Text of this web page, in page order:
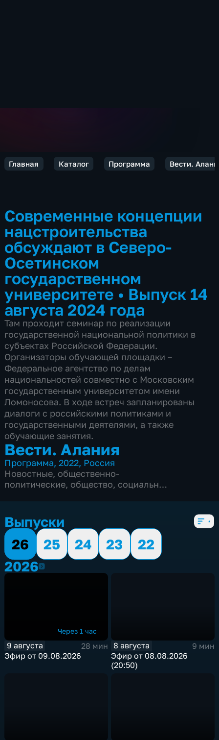
Главная Каталог Программа Вести.
Современные концепции
нацстроительства
обсуждают в Северо-
Осетинском
государственном
университете • Выпуск 14
августа 2024 года
Там проходит семинар по реализации
государственной национальной политики в
субъектах Российской Федерации.
Организаторы обучающей площадки –
Федеральное агентство по делам
национальностей совместно с Московским
государственным университетом имени
Ломоносова. В ходе встреч запланированы
диалоги с российскими политиками и
государственными деятелями, а также
обучающие занятия.
Вести. Алания
Программа,2022, Россия
Новостные, общественно-
политические, общество, социально-
Выпуски
26
25 24 23
22
20262026
Через 1 час
9 августа
28 мин
Эфир от 09.08.2026
8 августа
9 мин
Эфир от 08.08.2026
(20:50)